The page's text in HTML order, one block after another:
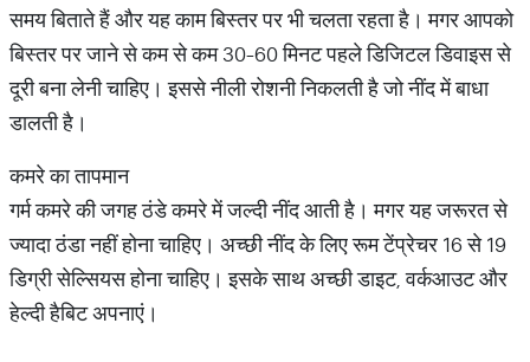
समय बिताते हैं और यह काम बिस्तर पर भी चलता रहता है। मगर आपको
बिस्तर पर जाने से कम से कम 30-60 मिनट पहले डिजिटल डिवाइस से
दूरी बना लेनी चाहिए। इससे नीली रोशनी निकलती है जो नींद में बाधा
डालती है।
कमरे का तापमान
गर्म कमरे की जगह ठंडे कमरे में जल्दी नींद आती है। मगर यह जरूरत से
ज्यादा ठंडा नहीं होना चाहिए। अच्छी नींद के लिए रूम टेंप्रेचर 16 से 19
डिग्री सेल्सियस होना चाहिए। इसके साथ अच्छी डाइट, वर्कआउट और
हेल्दी हैबिट अपनाएं।